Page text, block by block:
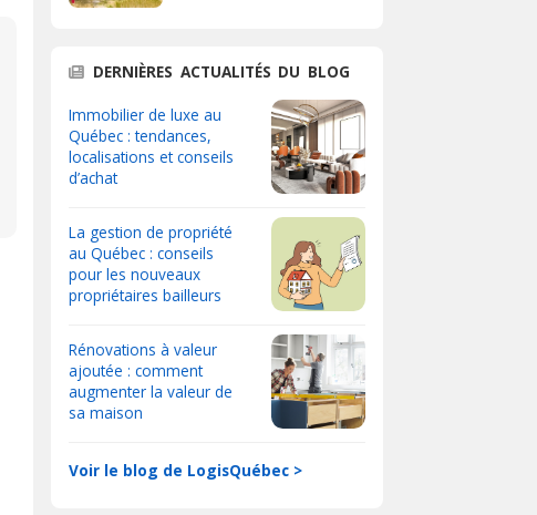
DERNIÈRES ACTUALITÉS DU BLOG
Immobilier de luxe au
Québec : tendances,
localisations et conseils
d’achat
La gestion de propriété
au Québec : conseils
pour les nouveaux
propriétaires bailleurs
Rénovations à valeur
ajoutée : comment
augmenter la valeur de
sa maison
Voir le blog de LogisQuébec >